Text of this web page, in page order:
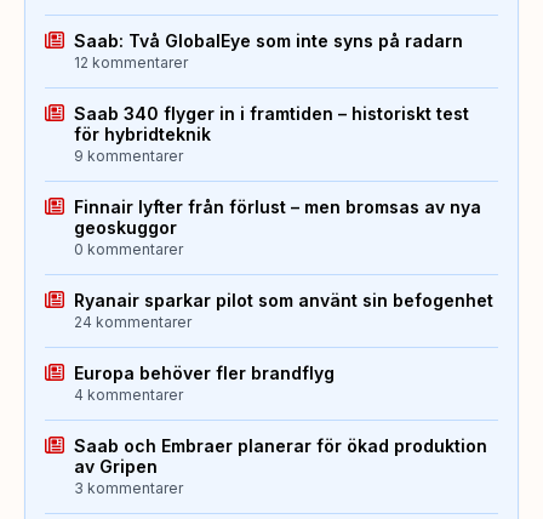
Saab: Två GlobalEye som inte syns på radarn
12 kommentarer
Saab 340 flyger in i framtiden – historiskt test
för hybridteknik
9 kommentarer
Finnair lyfter från förlust – men bromsas av nya
geoskuggor
0 kommentarer
Ryanair sparkar pilot som använt sin befogenhet
24 kommentarer
Europa behöver fler brandflyg
4 kommentarer
Saab och Embraer planerar för ökad produktion
av Gripen
3 kommentarer